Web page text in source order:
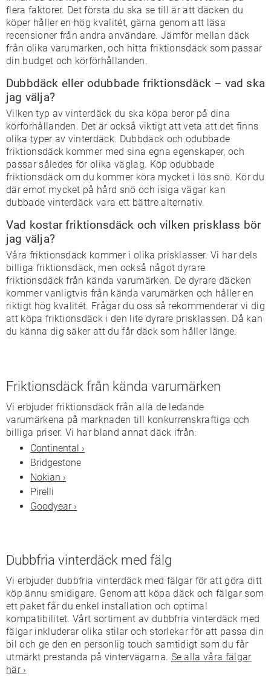
flera faktorer. Det första du ska se till är att däcken du
köper håller en hög kvalitét, gärna genom att läsa
recensioner från andra användare. Jämför mellan däck
från olika varumärken, och hitta friktionsdäck som passar
din budget och körförhållanden.
Dubbdäck eller odubbade friktionsdäck – vad ska
jag välja?
Vilken typ av vinterdäck du ska köpa beror på dina
körförhållanden. Det är också viktigt att veta att det finns
olika typer av vinterdäck. Dubbdäck och odubbade
friktionsdäck kommer med sina egna egenskaper, och
passar således för olika väglag. Köp odubbade
friktionsdäck om du kommer köra mycket i lös snö. Kör du
där emot mycket på hård snö och isiga vägar kan
dubbade vinterdäck vara ett bättre alternativ.
Vad kostar friktionsdäck och vilken prisklass bör
jag välja?
Våra friktionsdäck kommer i olika prisklasser. Vi har dels
billiga friktionsdäck, men också något dyrare
friktionsdäck från kända varumärken. De dyrare däcken
kommer vanligtvis från kända varumärken och håller en
riktigt hög kvalitét. Frågar du oss så rekommenderar vi dig
att köpa friktionsdäck i den lite dyrare prisklassen. Då kan
du känna dig säker att du får däck som håller länge.
Friktionsdäck från kända varumärken
Vi erbjuder friktionsdäck från alla de ledande
varumärkena på marknaden till konkurrenskraftiga och
billiga priser. Vi har bland annat däck ifrån:
Continental ›
Bridgestone
Nokian ›
Pirelli
Goodyear ›
Dubbfria vinterdäck med fälg
Vi erbjuder dubbfria vinterdäck med fälgar för att göra ditt
köp ännu smidigare. Genom att köpa däck och fälgar som
ett paket får du enkel installation och optimal
kompatibilitet. Vårt sortiment av dubbfria vinterdäck med
fälgar inkluderar olika stilar och storlekar för att passa din
bil och ge den en personlig touch samtidigt som du får
utmärkt prestanda på vintervägarna. Se alla våra fälgar
här ›